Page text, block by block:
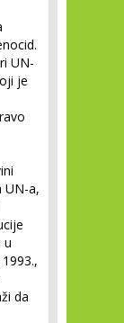
UN-
je
UN-a,
u
da